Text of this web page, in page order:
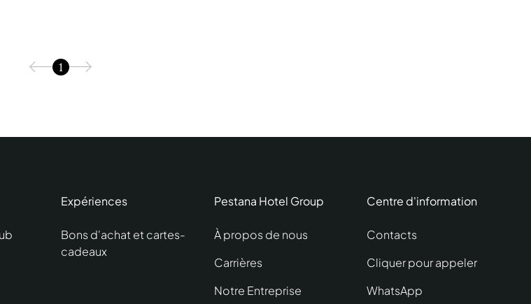
1
Expériences
Bons d'achat et cartes-
cadeaux
Pestana Hotel Group
À propos de nous
Carrières
Notre Entreprise
Centre d'information
Contacts
Cliquer pour appeler
WhatsApp